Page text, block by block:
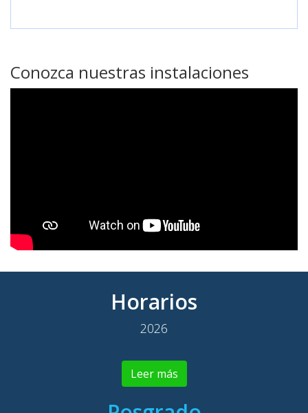
Conozca nuestras instalaciones
Horarios
2026
Leer más